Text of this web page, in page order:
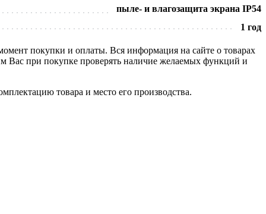
пыле- и влагозащита экрана IP54
1 год
покупки и оплаты. Вся информация на сайте о товарах
Вас при покупке проверять наличие желаемых функций и
товара и место его производства.